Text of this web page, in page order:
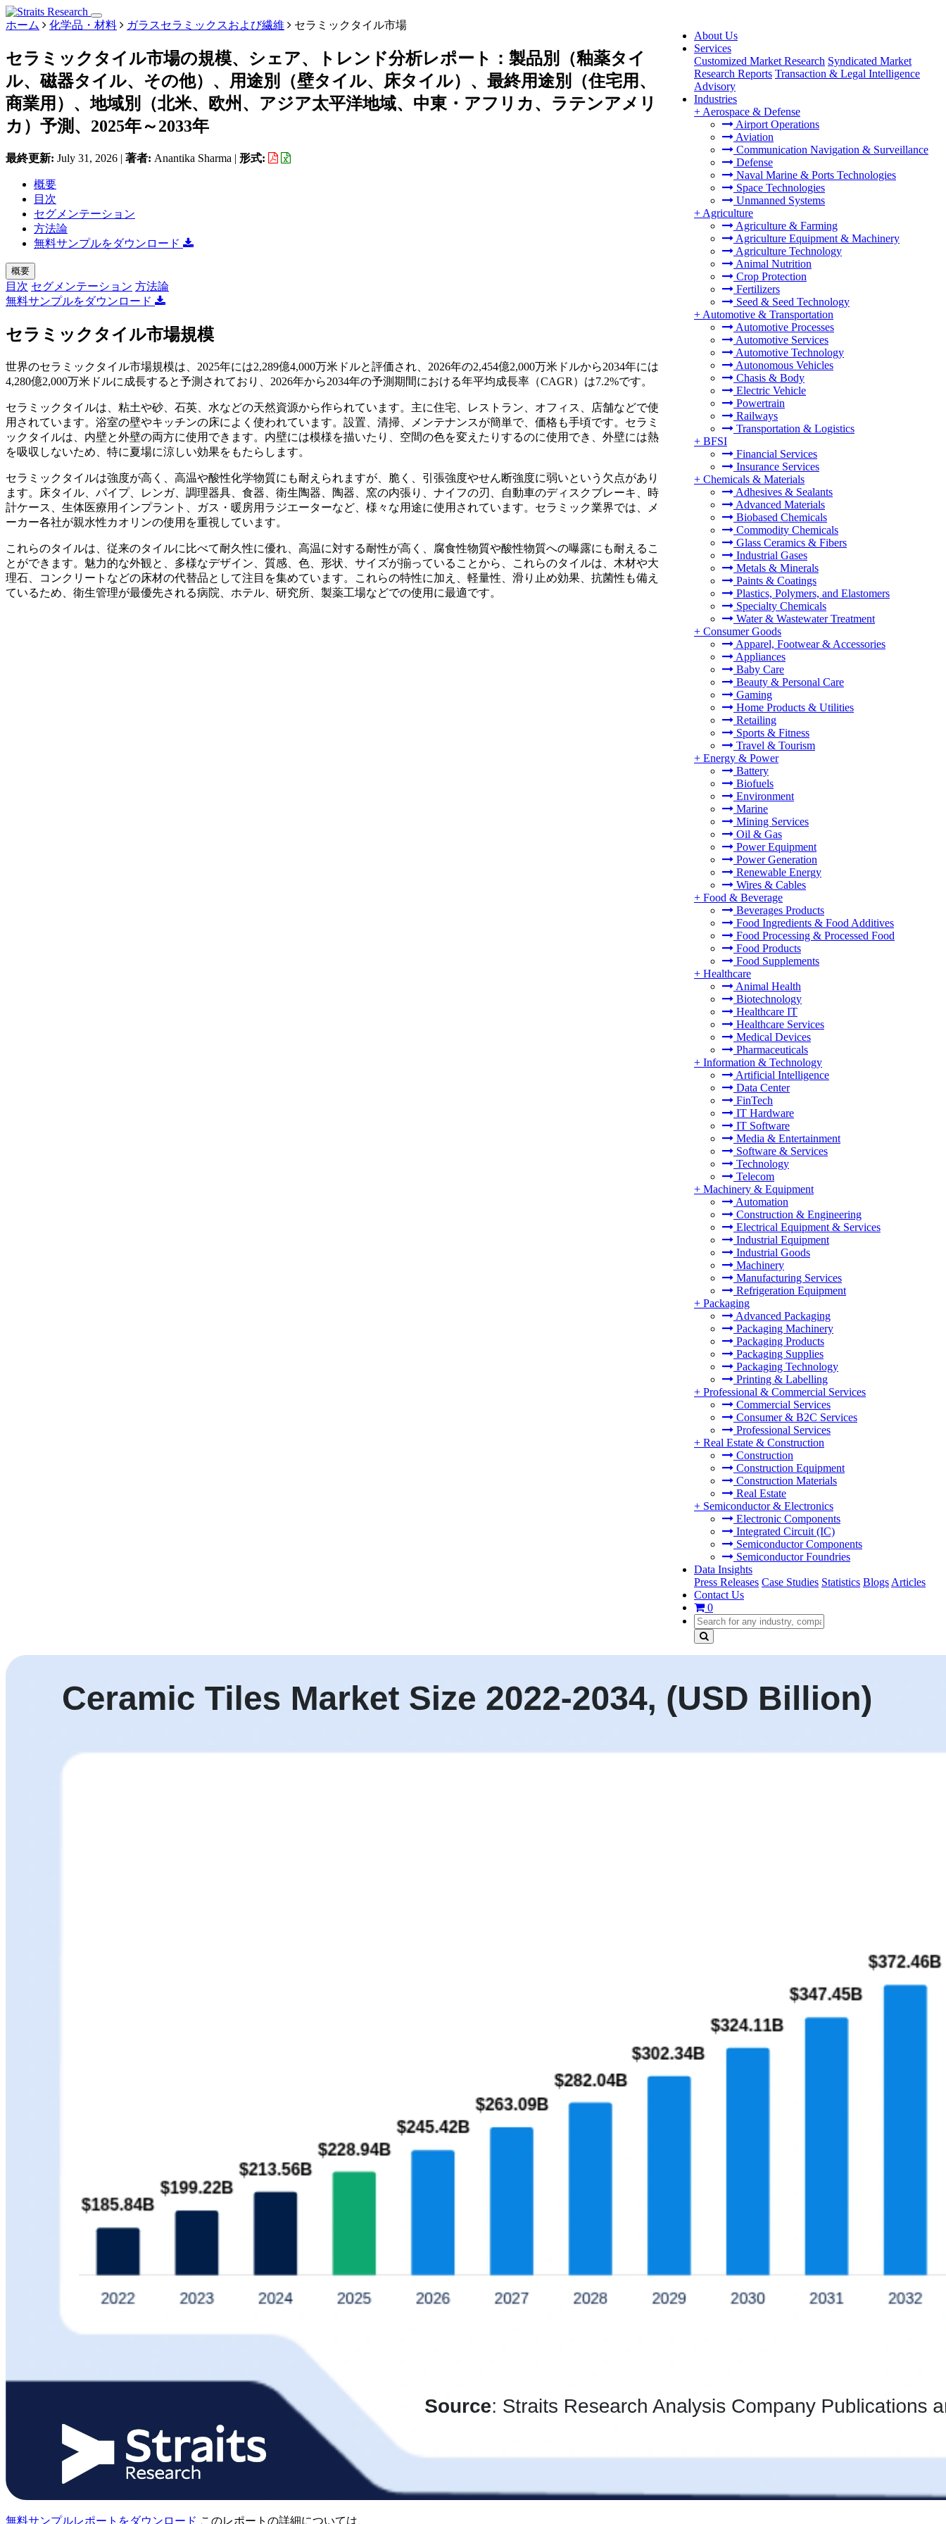
About Us
Services
Customized Market Research Syndicated Market
Research Reports Transaction & Legal Intelligence
Advisory
Industries
+ Aerospace & Defense
Airport Operations
Aviation
Communication Navigation & Surveillance
Defense
Naval Marine & Ports Technologies
Space Technologies
Unmanned Systems
+ Agriculture
Agriculture & Farming
Agriculture Equipment & Machinery
Agriculture Technology
Animal Nutrition
Crop Protection
Fertilizers
Seed & Seed Technology
+ Automotive & Transportation
Automotive Processes
Automotive Services
Automotive Technology
Autonomous Vehicles
Chasis & Body
Electric Vehicle
Powertrain
Railways
Transportation & Logistics
+ BFSI
Financial Services
Insurance Services
+ Chemicals & Materials
Adhesives & Sealants
Advanced Materials
Biobased Chemicals
Commodity Chemicals
Glass Ceramics & Fibers
Industrial Gases
Metals & Minerals
Paints & Coatings
Plastics, Polymers, and Elastomers
Specialty Chemicals
Water & Wastewater Treatment
+ Consumer Goods
Apparel, Footwear & Accessories
Appliances
Baby Care
Beauty & Personal Care
Gaming
Home Products & Utilities
Retailing
Sports & Fitness
Travel & Tourism
+ Energy & Power
Battery
Biofuels
Environment
Marine
Mining Services
Oil & Gas
Power Equipment
Power Generation
Renewable Energy
Wires & Cables
+ Food & Beverage
Beverages Products
Food Ingredients & Food Additives
Food Processing & Processed Food
Food Products
Food Supplements
+ Healthcare
Animal Health
Biotechnology
Healthcare IT
Healthcare Services
Medical Devices
Pharmaceuticals
+ Information & Technology
Artificial Intelligence
Data Center
FinTech
IT Hardware
IT Software
Media & Entertainment
Software & Services
Technology
Telecom
+ Machinery & Equipment
Automation
Construction & Engineering
Electrical Equipment & Services
Industrial Equipment
Industrial Goods
Machinery
Manufacturing Services
Refrigeration Equipment
+ Packaging
Advanced Packaging
Packaging Machinery
Packaging Products
Packaging Supplies
Packaging Technology
Printing & Labelling
+ Professional & Commercial Services
Commercial Services
Consumer & B2C Services
Professional Services
+ Real Estate & Construction
Construction
Construction Equipment
Construction Materials
Real Estate
+ Semiconductor & Electronics
Electronic Components
Integrated Circuit (IC)
Semiconductor Components
Semiconductor Foundries
Data Insights
Press Releases Case Studies Statistics Blogs Articles
Contact Us
0
ホーム 化学品・材料 ガラスセラミックスおよび繊維 セラミックタイル市場
セラミックタイル市場の規模、シェア、トレンド分析レポート：製品別（釉薬タイ
ル、磁器タイル、その他）、用途別（壁タイル、床タイル）、最終用途別（住宅用、
商業用）、地域別（北米、欧州、アジア太平洋地域、中東・アフリカ、ラテンアメリ
カ）予測、2025年～2033年
最終更新: July 31, 2026 | 著者: Anantika Sharma | 形式:
概要
目次
セグメンテーション
方法論
無料サンプルをダウンロード
概要
目次 セグメンテーション 方法論
無料サンプルをダウンロード
セラミックタイル市場規模
世界のセラミックタイル市場規模は、2025年には2,289億4,000万米ドルと評価され、2026年の2,454億2,000万米ドルから2034年には
4,280億2,000万米ドルに成長すると予測されており、2026年から2034年の予測期間における年平均成長率（CAGR）は7.2%です。
セラミックタイルは、粘土や砂、石英、水などの天然資源から作られています。主に住宅、レストラン、オフィス、店舗などで使
用されています。浴室の壁やキッチンの床によく使われています。設置、清掃、メンテナンスが簡単で、価格も手頃です。セラミ
ックタイルは、内壁と外壁の両方に使用できます。内壁には模様を描いたり、空間の色を変えたりするのに使用でき、外壁には熱
を吸収しないため、特に夏場に涼しい効果をもたらします。
セラミックタイルは強度が高く、高温や酸性化学物質にも耐えられますが、脆く、引張強度やせん断強度に弱いという欠点があり
ます。床タイル、パイプ、レンガ、調理器具、食器、衛生陶器、陶器、窯の内張り、ナイフの刃、自動車のディスクブレーキ、時
計ケース、生体医療用インプラント、ガス・暖房用ラジエーターなど、様々な用途に使用されています。セラミック業界では、メ
ーカー各社が親水性カオリンの使用を重視しています。
これらのタイルは、従来のタイルに比べて耐久性に優れ、高温に対する耐性が高く、腐食性物質や酸性物質への曝露にも耐えるこ
とができます。魅力的な外観と、多様なデザイン、質感、色、形状、サイズが揃っていることから、これらのタイルは、木材や大
理石、コンクリートなどの床材の代替品として注目を集めています。これらの特性に加え、軽量性、滑り止め効果、抗菌性も備え
ているため、衛生管理が最優先される病院、ホテル、研究所、製薬工場などでの使用に最適です。
無料サンプルレポートをダウンロード このレポートの詳細については、